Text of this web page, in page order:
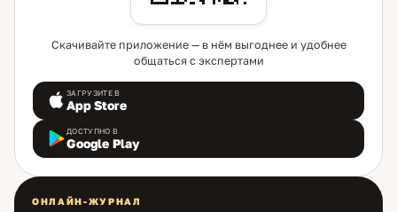
Скачивайте приложение — в нём выгоднее и удобнее
общаться с экспертами
ЗАГРУЗИТЕ В
App Store
ДОСТУПНО В
Google Play
ОНЛАЙН-ЖУРНАЛ